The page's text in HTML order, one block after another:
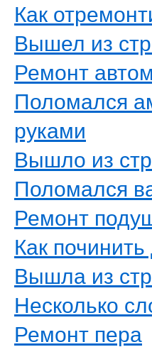
Как
Вышел из
Ремонт
Поломался
руками
Вышло из
Поломался
Ремонт
Как
Вышла из
Несколько
Ремонт пера